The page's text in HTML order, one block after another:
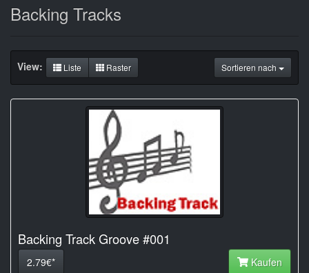
Backing Tracks
Sortieren nach
View: Liste Raster
Backing Track Groove #001
2.79€* Kaufen